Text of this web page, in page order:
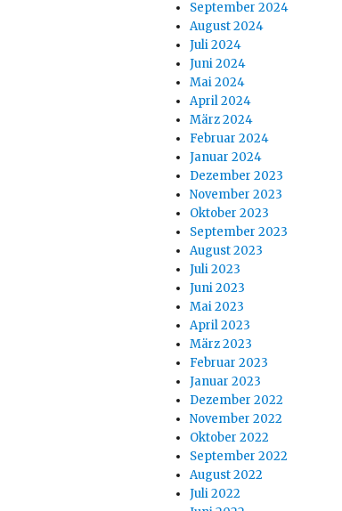
September 2024
August 2024
Juli 2024
Juni 2024
Mai 2024
April 2024
März 2024
Februar 2024
Januar 2024
Dezember 2023
November 2023
Oktober 2023
September 2023
August 2023
Juli 2023
Juni 2023
Mai 2023
April 2023
März 2023
Februar 2023
Januar 2023
Dezember 2022
November 2022
Oktober 2022
September 2022
August 2022
Juli 2022